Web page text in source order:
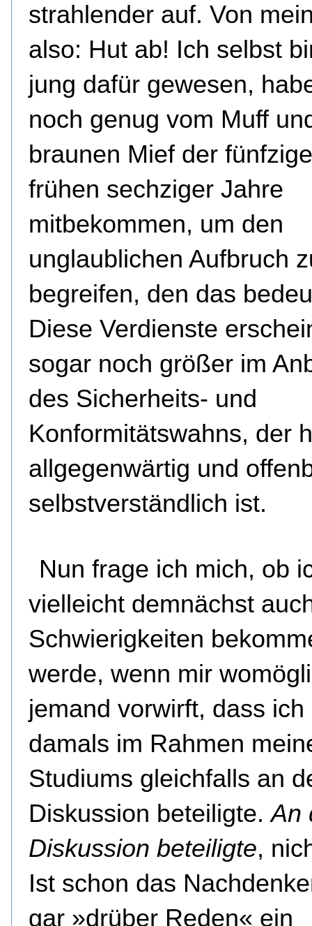
strahlender auf. Von
also: Hut ab! Ich selbst
jung dafür gewesen,
noch genug vom Muff
braunen Mief der
frühen sechziger Jahre
mitbekommen, um den
unglaublichen Aufbruch
begreifen, den das
Diese Verdienste
sogar noch größer im
des Sicherheits- und
Konformitätswahns, der
allgegenwärtig und
selbstverständlich ist.
Nun frage ich mich, ob
vielleicht demnächst
Schwierigkeiten
werde, wenn mir
jemand vorwirft, dass ich
damals im Rahmen
Studiums gleichfalls an
Diskussion beteiligte.An
Diskussion beteiligte,
Ist schon das
gar »drüber Reden« ein